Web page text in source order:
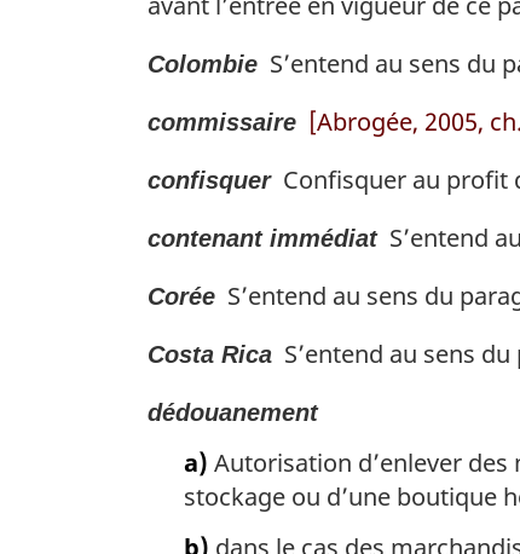
Colombie S’entend au sens du
commissaire [Abrogée, 2005,
confisquerConfisquer au profit
contenant immédiatS’entend
Corée S’entend au sens du
Costa Rica S’entend au sens
dédouanement
a) Autorisation d’enlever des
stockage ou d’une boutique
b) dans le cas des